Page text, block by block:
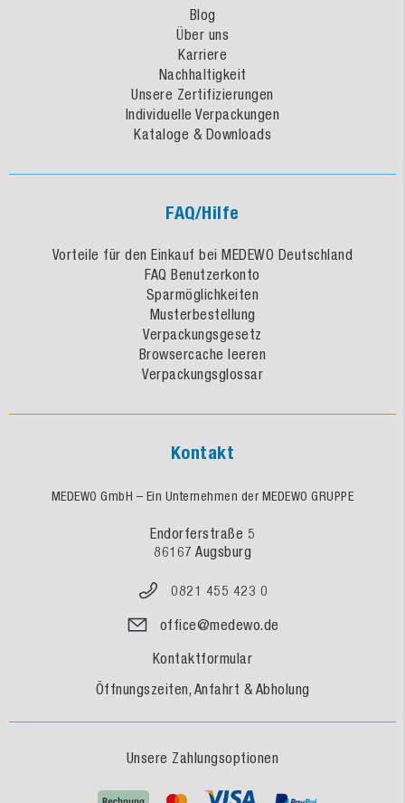
Blog
Über uns
Karriere
Nachhaltigkeit
Unsere Zertifizierungen
Individuelle Verpackungen
Kataloge & Downloads
FAQ/Hilfe
Vorteile für den Einkauf bei MEDEWO Deutschland
FAQ Benutzerkonto
Sparmöglichkeiten
Musterbestellung
Verpackungsgesetz
Browsercache leeren
Verpackungsglossar
Kontakt
MEDEWO GmbH – Ein Unternehmen der MEDEWO GRUPPE
Endorferstraße 5
86167 Augsburg
0821 455 423 0
office@medewo.de
Kontaktformular
Öffnungszeiten, Anfahrt & Abholung
Unsere Zahlungsoptionen